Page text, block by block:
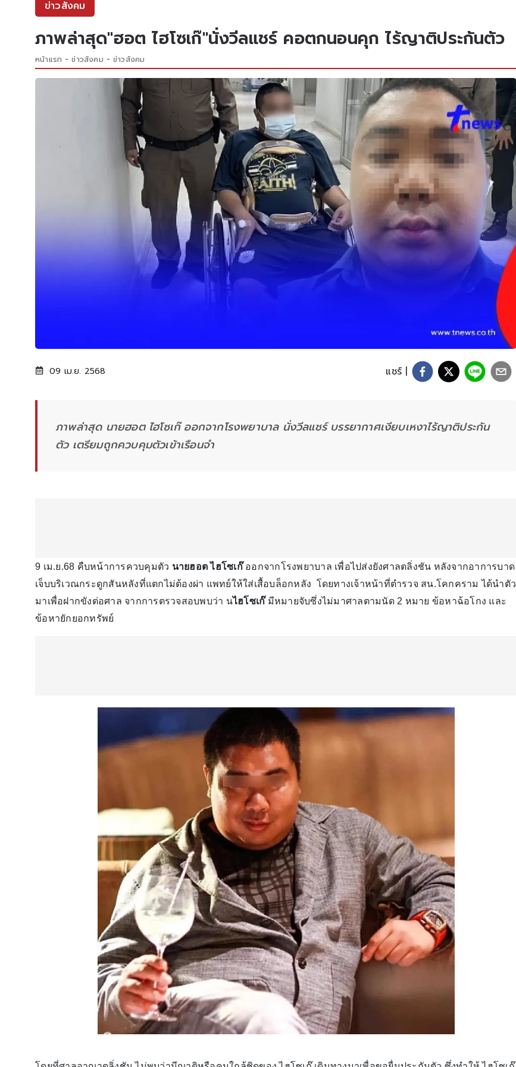
ข่าวสังคม
ภาพล่าสุด"ฮอต ไฮโซเก๊"นั่งวีลแชร์ คอตกนอนคุก ไร้ญาติประกันตัว
หน้าแรก ข่าวสังคม ข่าวสังคม
09 เม.ย. 2568 แชร์ |
ภาพล่าสุด นายฮอต ไฮโซเก๊ ออกจากโรงพยาบาล นั่งวีลแชร์ บรรยากาศเงียบเหงาไร้ญาติประกัน
ตัว เตรียมถูกควบคุมตัวเข้าเรือนจำ
9 เม.ย.68 คืบหน้าการควบคุมตัว นายฮอต ไฮโซเก๊ ออกจากโรงพยาบาล เพื่อไปส่งยังศาลตลิ่งชัน หลังจากอาการบาด
เจ็บบริเวณกระดูกสันหลังที่แตกไม่ต้องผ่า แพทย์ให้ใส่เสื้อบล็อกหลัง โดยทางเจ้าหน้าที่ตำรวจ สน.โคกคราม ได้นำตัว
มาเพื่อฝากขังต่อศาล จากการตรวจสอบพบว่า นไฮโซเก๊ มีหมายจับซึ่งไม่มาศาลตามนัด 2 หมาย ข้อหาฉ้อโกง และ
ข้อหายักยอกทรัพย์